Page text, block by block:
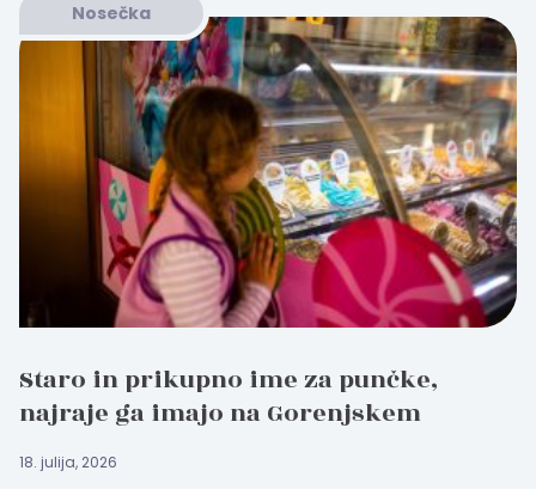
Nosečka
Staro in prikupno ime za punčke,
najraje ga imajo na Gorenjskem
18. julija, 2026